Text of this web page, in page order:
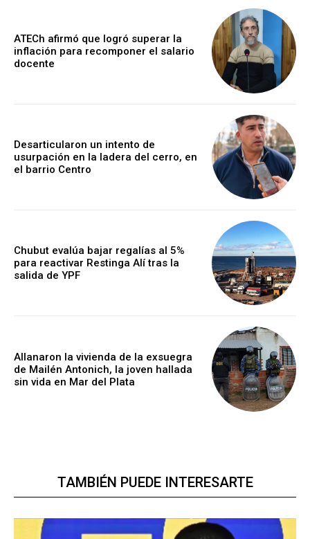
ATECh afirmó que logró superar la
inflación para recomponer el salario
docente
Desarticularon un intento de
usurpación en la ladera del cerro, en
el barrio Centro
Chubut evalúa bajar regalías al 5%
para reactivar Restinga Alí tras la
salida de YPF
Allanaron la vivienda de la exsuegra
de Mailén Antonich, la joven hallada
sin vida en Mar del Plata
TAMBIÉN PUEDE INTERESARTE